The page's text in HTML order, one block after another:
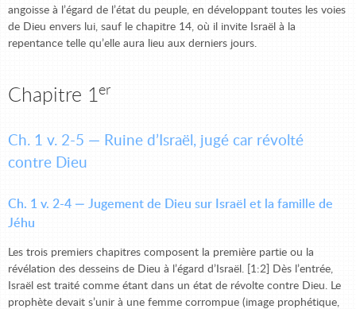
angoisse à l’égard de l’état du peuple, en développant toutes les voies
de Dieu envers lui, sauf le chapitre 14, où il invite Israël à la
repentance telle qu’elle aura lieu aux derniers jours.
Chapitre 1 er
Ch. 1 v. 2-5 — Ruine d’Israël, jugé car révolté
contre Dieu
Ch. 1 v. 2-4 — Jugement de Dieu sur Israël et la famille de
Jéhu
Les trois premiers chapitres composent la première partie ou la
révélation des desseins de Dieu à l’égard d’Israël. [1:2] Dès l’entrée,
Israël est traité comme étant dans un état de révolte contre Dieu. Le
prophète devait s’unir à une femme corrompue (image prophétique,